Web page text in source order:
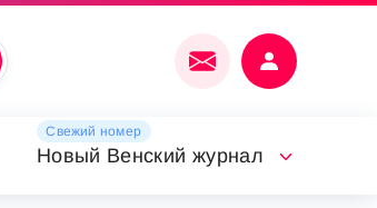
Свежий номер
Новый Венский журнал